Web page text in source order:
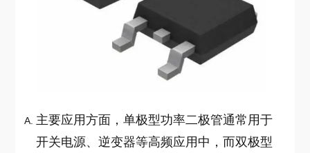
主要应用方面，单极型功率二极管通常用于
开关电源、逆变器等高频应用中，而双极型